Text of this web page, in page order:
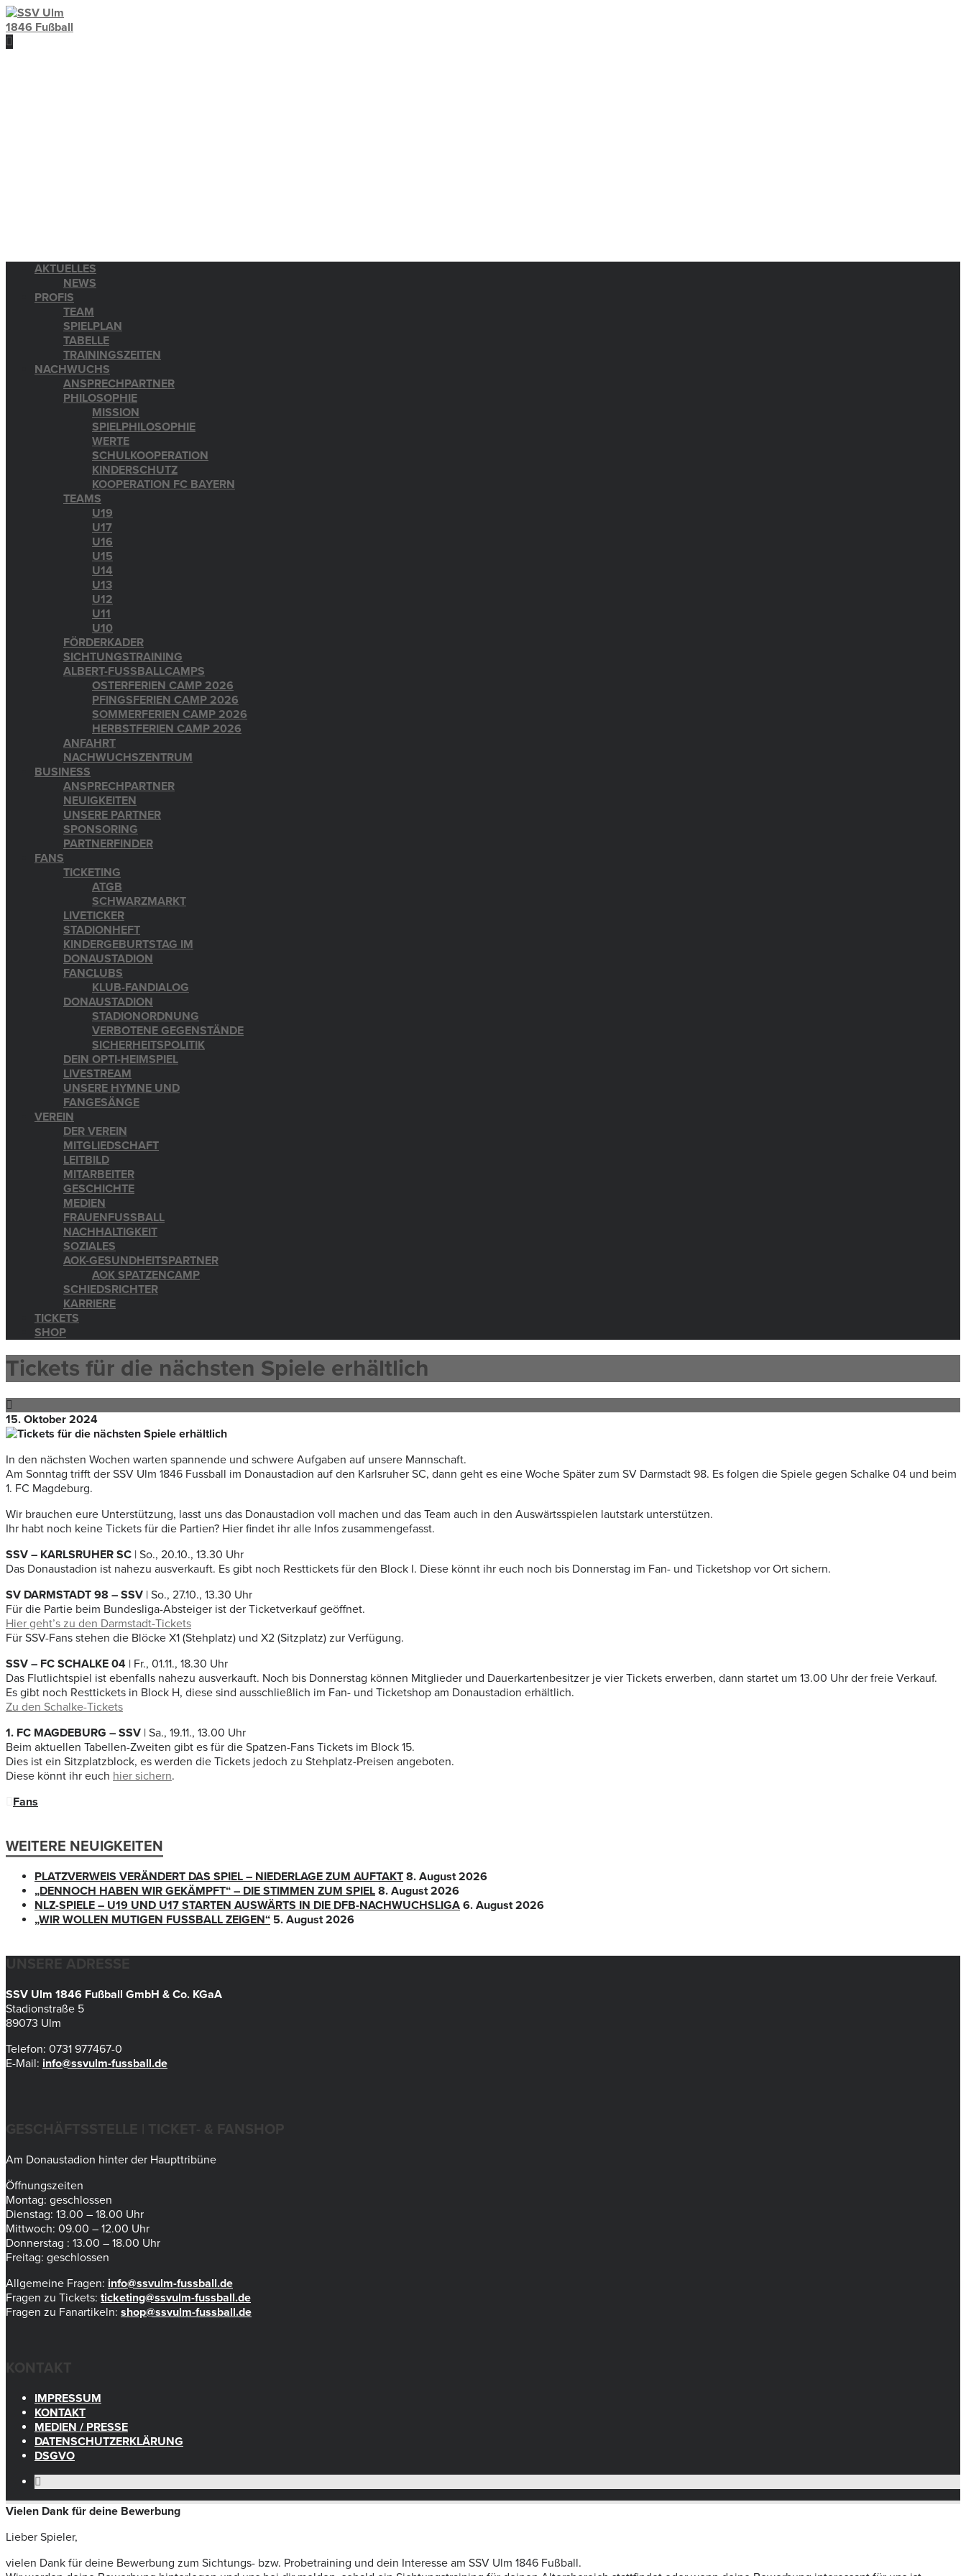
AKTUELLES
NEWS
PROFIS
TEAM
SPIELPLAN
TABELLE
TRAININGSZEITEN
NACHWUCHS
ANSPRECHPARTNER
PHILOSOPHIE
MISSION
SPIELPHILOSOPHIE
WERTE
SCHULKOOPERATION
KINDERSCHUTZ
KOOPERATION FC BAYERN
TEAMS
U19
U17
U16
U15
U14
U13
U12
U11
U10
FÖRDERKADER
SICHTUNGSTRAINING
ALBERT-FUSSBALLCAMPS
OSTERFERIEN CAMP 2026
PFINGSFERIEN CAMP 2026
SOMMERFERIEN CAMP 2026
HERBSTFERIEN CAMP 2026
ANFAHRT
NACHWUCHSZENTRUM
BUSINESS
ANSPRECHPARTNER
NEUIGKEITEN
UNSERE PARTNER
SPONSORING
PARTNERFINDER
FANS
TICKETING
ATGB
SCHWARZMARKT
LIVETICKER
STADIONHEFT
KINDERGEBURTSTAG IM
DONAUSTADION
FANCLUBS
KLUB-FANDIALOG
DONAUSTADION
STADIONORDNUNG
VERBOTENE GEGENSTÄNDE
SICHERHEITSPOLITIK
DEIN OPTI-HEIMSPIEL
LIVESTREAM
UNSERE HYMNE UND
FANGESÄNGE
VEREIN
DER VEREIN
MITGLIEDSCHAFT
LEITBILD
MITARBEITER
GESCHICHTE
MEDIEN
FRAUENFUSSBALL
NACHHALTIGKEIT
SOZIALES
AOK-GESUNDHEITSPARTNER
AOK SPATZENCAMP
SCHIEDSRICHTER
KARRIERE
TICKETS
SHOP
Tickets für die nächsten Spiele erhältlich
15. Oktober 2024
In den nächsten Wochen warten spannende und schwere Aufgaben auf unsere Mannschaft.
Am Sonntag trifft der SSV Ulm 1846 Fussball im Donaustadion auf den Karlsruher SC, dann geht es eine Woche Später zum SV Darmstadt 98. Es folgen die Spiele gegen Schalke 04 und beim
1. FC Magdeburg.
Wir brauchen eure Unterstützung, lasst uns das Donaustadion voll machen und das Team auch in den Auswärtsspielen lautstark unterstützen.
Ihr habt noch keine Tickets für die Partien? Hier findet ihr alle Infos zusammengefasst.
SSV – KARLSRUHER SC | So., 20.10., 13.30 Uhr
Das Donaustadion ist nahezu ausverkauft. Es gibt noch Resttickets für den Block I. Diese könnt ihr euch noch bis Donnerstag im Fan- und Ticketshop vor Ort sichern.
SV DARMSTADT 98 – SSV | So., 27.10., 13.30 Uhr
Für die Partie beim Bundesliga-Absteiger ist der Ticketverkauf geöffnet.
Hier geht’s zu den Darmstadt-Tickets
Für SSV-Fans stehen die Blöcke X1 (Stehplatz) und X2 (Sitzplatz) zur Verfügung.
SSV – FC SCHALKE 04 | Fr., 01.11., 18.30 Uhr
Das Flutlichtspiel ist ebenfalls nahezu ausverkauft. Noch bis Donnerstag können Mitglieder und Dauerkartenbesitzer je vier Tickets erwerben, dann startet um 13.00 Uhr der freie Verkauf.
Es gibt noch Resttickets in Block H, diese sind ausschließlich im Fan- und Ticketshop am Donaustadion erhältlich.
Zu den Schalke-Tickets
1. FC MAGDEBURG – SSV | Sa., 19.11., 13.00 Uhr
Beim aktuellen Tabellen-Zweiten gibt es für die Spatzen-Fans Tickets im Block 15.
Dies ist ein Sitzplatzblock, es werden die Tickets jedoch zu Stehplatz-Preisen angeboten.
Diese könnt ihr euch hier sichern.
Fans
WEITERE NEUIGKEITEN
PLATZVERWEIS VERÄNDERT DAS SPIEL – NIEDERLAGE ZUM AUFTAKT 8. August 2026
„DENNOCH HABEN WIR GEKÄMPFT“ – DIE STIMMEN ZUM SPIEL 8. August 2026
NLZ-SPIELE – U19 UND U17 STARTEN AUSWÄRTS IN DIE DFB-NACHWUCHSLIGA 6. August 2026
„WIR WOLLEN MUTIGEN FUSSBALL ZEIGEN“
5. August 2026
UNSERE ADRESSE
SSV Ulm 1846 Fußball GmbH & Co. KGaA
Stadionstraße 5
89073 Ulm
Telefon: 0731 977467-0
E-Mail: info@ssvulm-fussball.de
GESCHÄFTSSTELLE | TICKET- & FANSHOP
Am Donaustadion hinter der Haupttribüne
Öffnungszeiten
Montag: geschlossen
Dienstag: 13.00 – 18.00 Uhr
Mittwoch: 09.00 – 12.00 Uhr
Donnerstag : 13.00 – 18.00 Uhr
Freitag: geschlossen
Allgemeine Fragen: info@ssvulm-fussball.de
Fragen zu Tickets: ticketing@ssvulm-fussball.de
Fragen zu Fanartikeln: shop@ssvulm-fussball.de
KONTAKT
IMPRESSUM
KONTAKT
MEDIEN / PRESSE
DATENSCHUTZERKLÄRUNG
DSGVO
Vielen Dank für deine Bewerbung
Lieber Spieler,
vielen Dank für deine Bewerbung zum Sichtungs- bzw. Probetraining und dein Interesse am SSV Ulm 1846 Fußball.